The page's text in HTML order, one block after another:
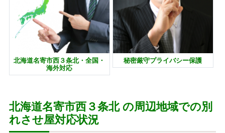
北海道名寄市西３条北・全国・
海外対応
秘密厳守プライバシー保護
北海道名寄市西３条北 の周辺地域での別
れさせ屋対応状況